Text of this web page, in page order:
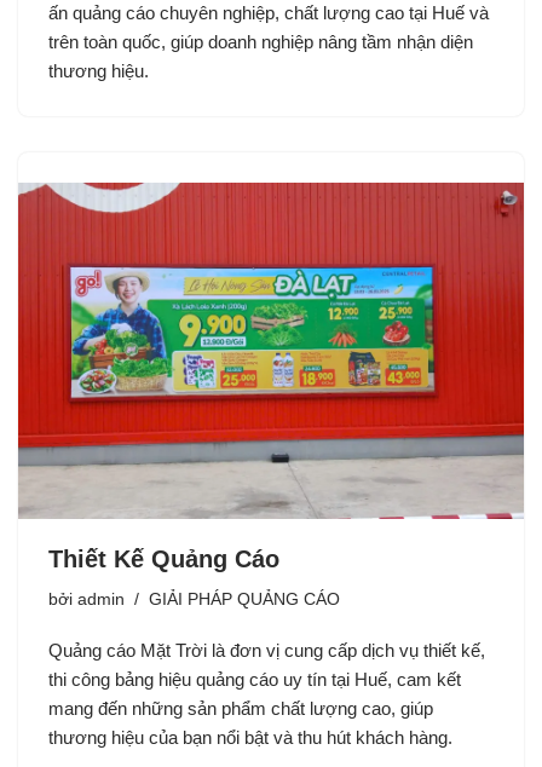
ấn quảng cáo chuyên nghiệp, chất lượng cao tại Huế và
trên toàn quốc, giúp doanh nghiệp nâng tầm nhận diện
thương hiệu.
Thiết Kế Quảng Cáo
bởi admin GIẢI PHÁP QUẢNG CÁO
Quảng cáo Mặt Trời là đơn vị cung cấp dịch vụ thiết kế,
thi công bảng hiệu quảng cáo uy tín tại Huế, cam kết
mang đến những sản phẩm chất lượng cao, giúp
thương hiệu của bạn nổi bật và thu hút khách hàng.